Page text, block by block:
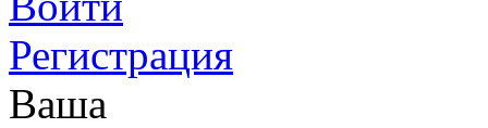
Регистрация
Ваша